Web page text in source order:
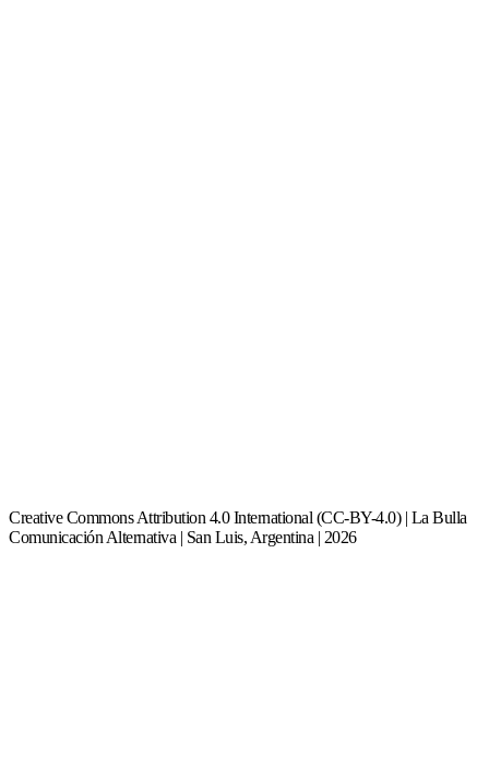
Creative Commons Attribution 4.0 International (CC-BY-4.0) | La Bulla
Comunicación Alternativa | San Luis, Argentina | 2026